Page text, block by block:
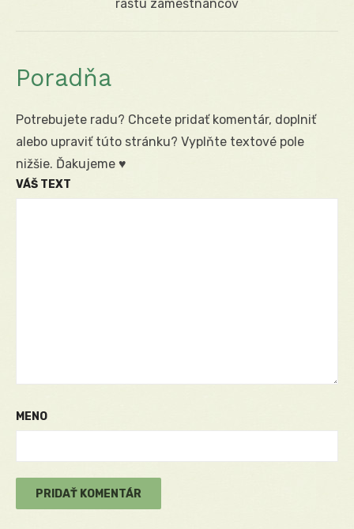
rastu zamestnancov
Poradňa
Potrebujete radu? Chcete pridať komentár, doplniť
alebo upraviť túto stránku? Vyplňte textové pole
nižšie. Ďakujeme ♥
VÁŠ TEXT
MENO